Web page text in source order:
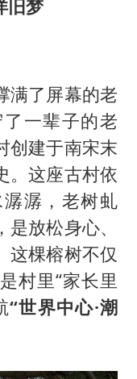
旧梦
满了屏幕的老
一辈子的老
创建于南宋末
。这座古村依
潺，老树虬
放松身心、
这棵榕树不仅
村里“家长里
“世界中心·潮